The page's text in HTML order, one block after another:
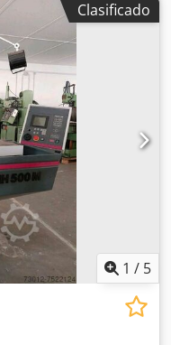
7 kW Etapas de
Distancia husillo /
en el cojinete
la caña 75 mm
+/- 90 ° Mesa de
900 x 458 mm
de avance: Rango
avance 5,4 kN
min Potencia total
aprox. 3,0 toneladas
m Fresadora de
900 E - Cabezal
Clasificado
1 / 5